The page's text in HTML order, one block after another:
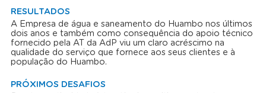
RESULTADOS
A Empresa de água e saneamento do Huambo nos últimos
dois anos e também como consequência do apoio técnico
fornecido pela AT da AdP viu um claro acréscimo na
qualidade do serviço que fornece aos seus clientes e à
população do Huambo.
PRÓXIMOS DESAFIOS